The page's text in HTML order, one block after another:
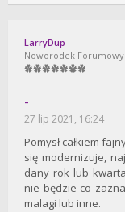
LarryDup
Noworodek Forumowy
-
27 lip 2021, 16:24
Pomysł całkiem
się modernizuje,
dany rok lub
nie będzie co
malagi lub inne.